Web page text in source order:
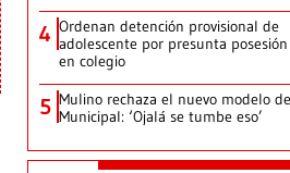
4 Ordenan detención provisional de
adolescente por presunta
en colegio
5 Mulino rechaza el nuevo modelo
Municipal: ‘Ojalá se tumbe eso’